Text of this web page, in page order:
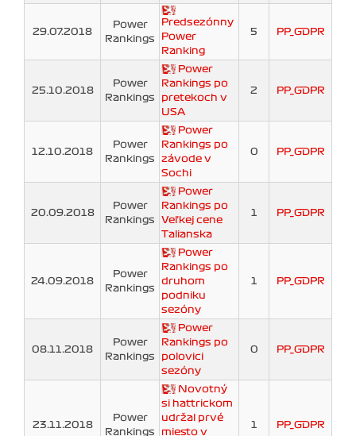
29.07.2018
Power
Rankings
Predsezónny
Power
Ranking
5 PP_GDPR
25.10.2018
Power
Rankings
Power
Rankings po
pretekoch v
USA
2 PP_GDPR
12.10.2018
Power
Rankings
Power
Rankings po
závode v
Sochi
0 PP_GDPR
20.09.2018
Power
Rankings
Power
Rankings po
Veľkej cene
Talianska
1 PP_GDPR
24.09.2018
Power
Rankings
Power
Rankings po
druhom
podniku
sezóny
1 PP_GDPR
08.11.2018
Power
Rankings
Power
Rankings po
polovici
sezóny
0 PP_GDPR
23.11.2018
Power
Rankings
Novotný
si hattrickom
udržal prvé
miesto v
1 PP_GDPR